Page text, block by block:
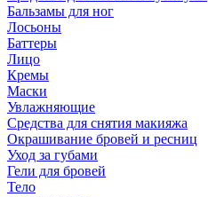
Бальзамы для ног
Лосьоны
Баттеры
Лицо
Кремы
Маски
Увлажняющие
Средства для снятия макияжа
Окрашивание бровей и ресниц
Уход за губами
Гели для бровей
Тело